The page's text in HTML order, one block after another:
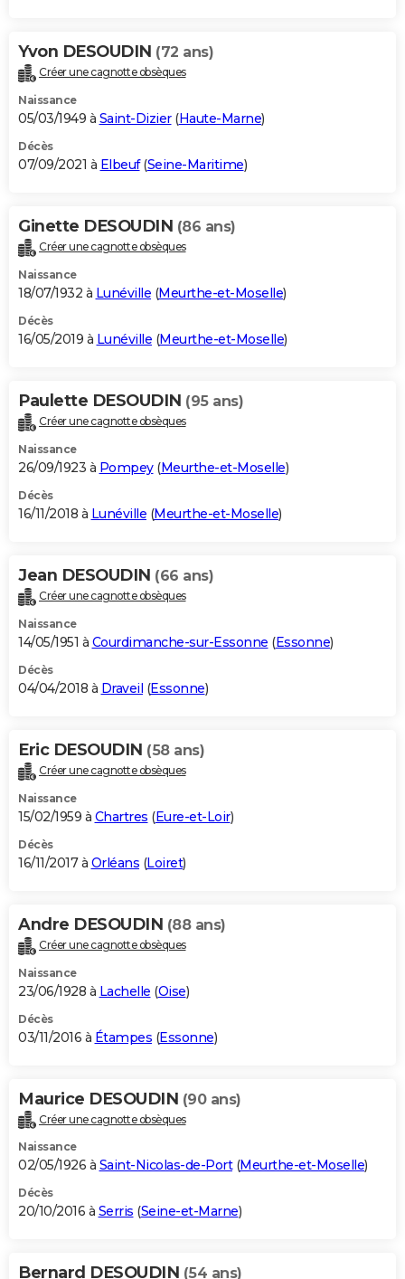
Yvon DESOUDIN (72 ans)
Créer une cagnotte obsèques
Naissance
05/03/1949 à Saint-Dizier(Haute-Marne)
Décès
07/09/2021 à Elbeuf(Seine-Maritime)
Ginette DESOUDIN (86 ans)
Créer une cagnotte obsèques
Naissance
18/07/1932 à Lunéville (Meurthe-et-Moselle)
Décès
16/05/2019 à Lunéville (Meurthe-et-Moselle)
Paulette DESOUDIN (95 ans)
Créer une cagnotte obsèques
Naissance
26/09/1923 à Pompey(Meurthe-et-Moselle)
Décès
16/11/2018 à Lunéville (Meurthe-et-Moselle)
Jean DESOUDIN (66 ans)
Créer une cagnotte obsèques
Naissance
14/05/1951 à Courdimanche-sur-Essonne (Essonne)
Décès
04/04/2018 à Draveil (Essonne)
Eric DESOUDIN (58 ans)
Créer une cagnotte obsèques
Naissance
15/02/1959 à Chartres (Eure-et-Loir)
Décès
16/11/2017 à Orléans (Loiret)
Andre DESOUDIN (88 ans)
Créer une cagnotte obsèques
Naissance
23/06/1928 à Lachelle (Oise)
Décès
03/11/2016 à Étampes (Essonne)
Maurice DESOUDIN (90 ans)
Créer une cagnotte obsèques
Naissance
02/05/1926 à Saint-Nicolas-de-Port(Meurthe-et-Moselle)
Décès
20/10/2016 à Serris (Seine-et-Marne)
Bernard DESOUDIN (54 ans)